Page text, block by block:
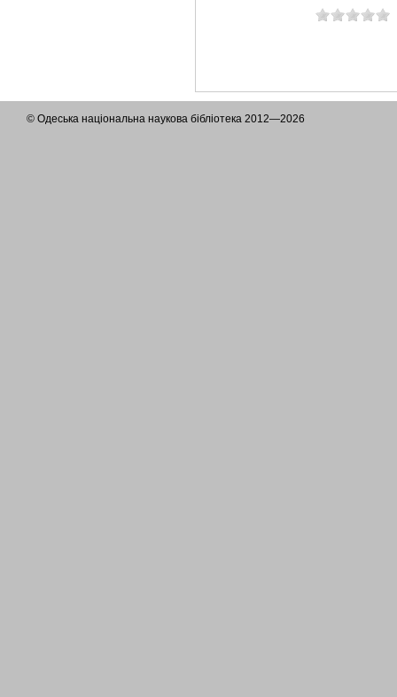
© Одеська національна наукова бібліотека 2012—2026